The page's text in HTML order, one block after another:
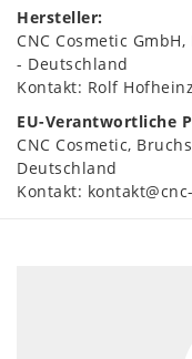
Hersteller:
CNC Cosmetic GmbH
Deutschland
Kontakt: Rolf Hofheinz
EU-Verantwortliche
CNC Cosmetic
Deutschland
Kontakt: